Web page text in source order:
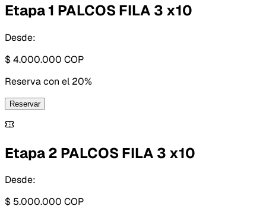
Etapa 1 PALCOS FILA 3 x10
Desde:
$ 4.000.000 COP
Reserva con el 20%
Reservar
Etapa 2 PALCOS FILA 3 x10
Desde:
$ 5.000.000 COP